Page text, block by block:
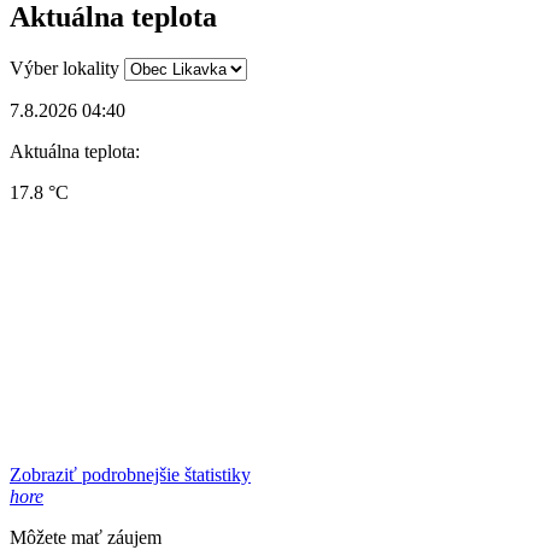
Aktuálna teplota
Výber lokality
7.8.2026 04:40
Aktuálna teplota:
17.8 °C
Zobraziť podrobnejšie štatistiky
hore
Môžete mať záujem